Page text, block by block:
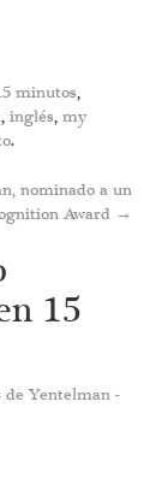
minutos,
, inglés, my
.
nominado a un
Award →
15
de Yentelman -